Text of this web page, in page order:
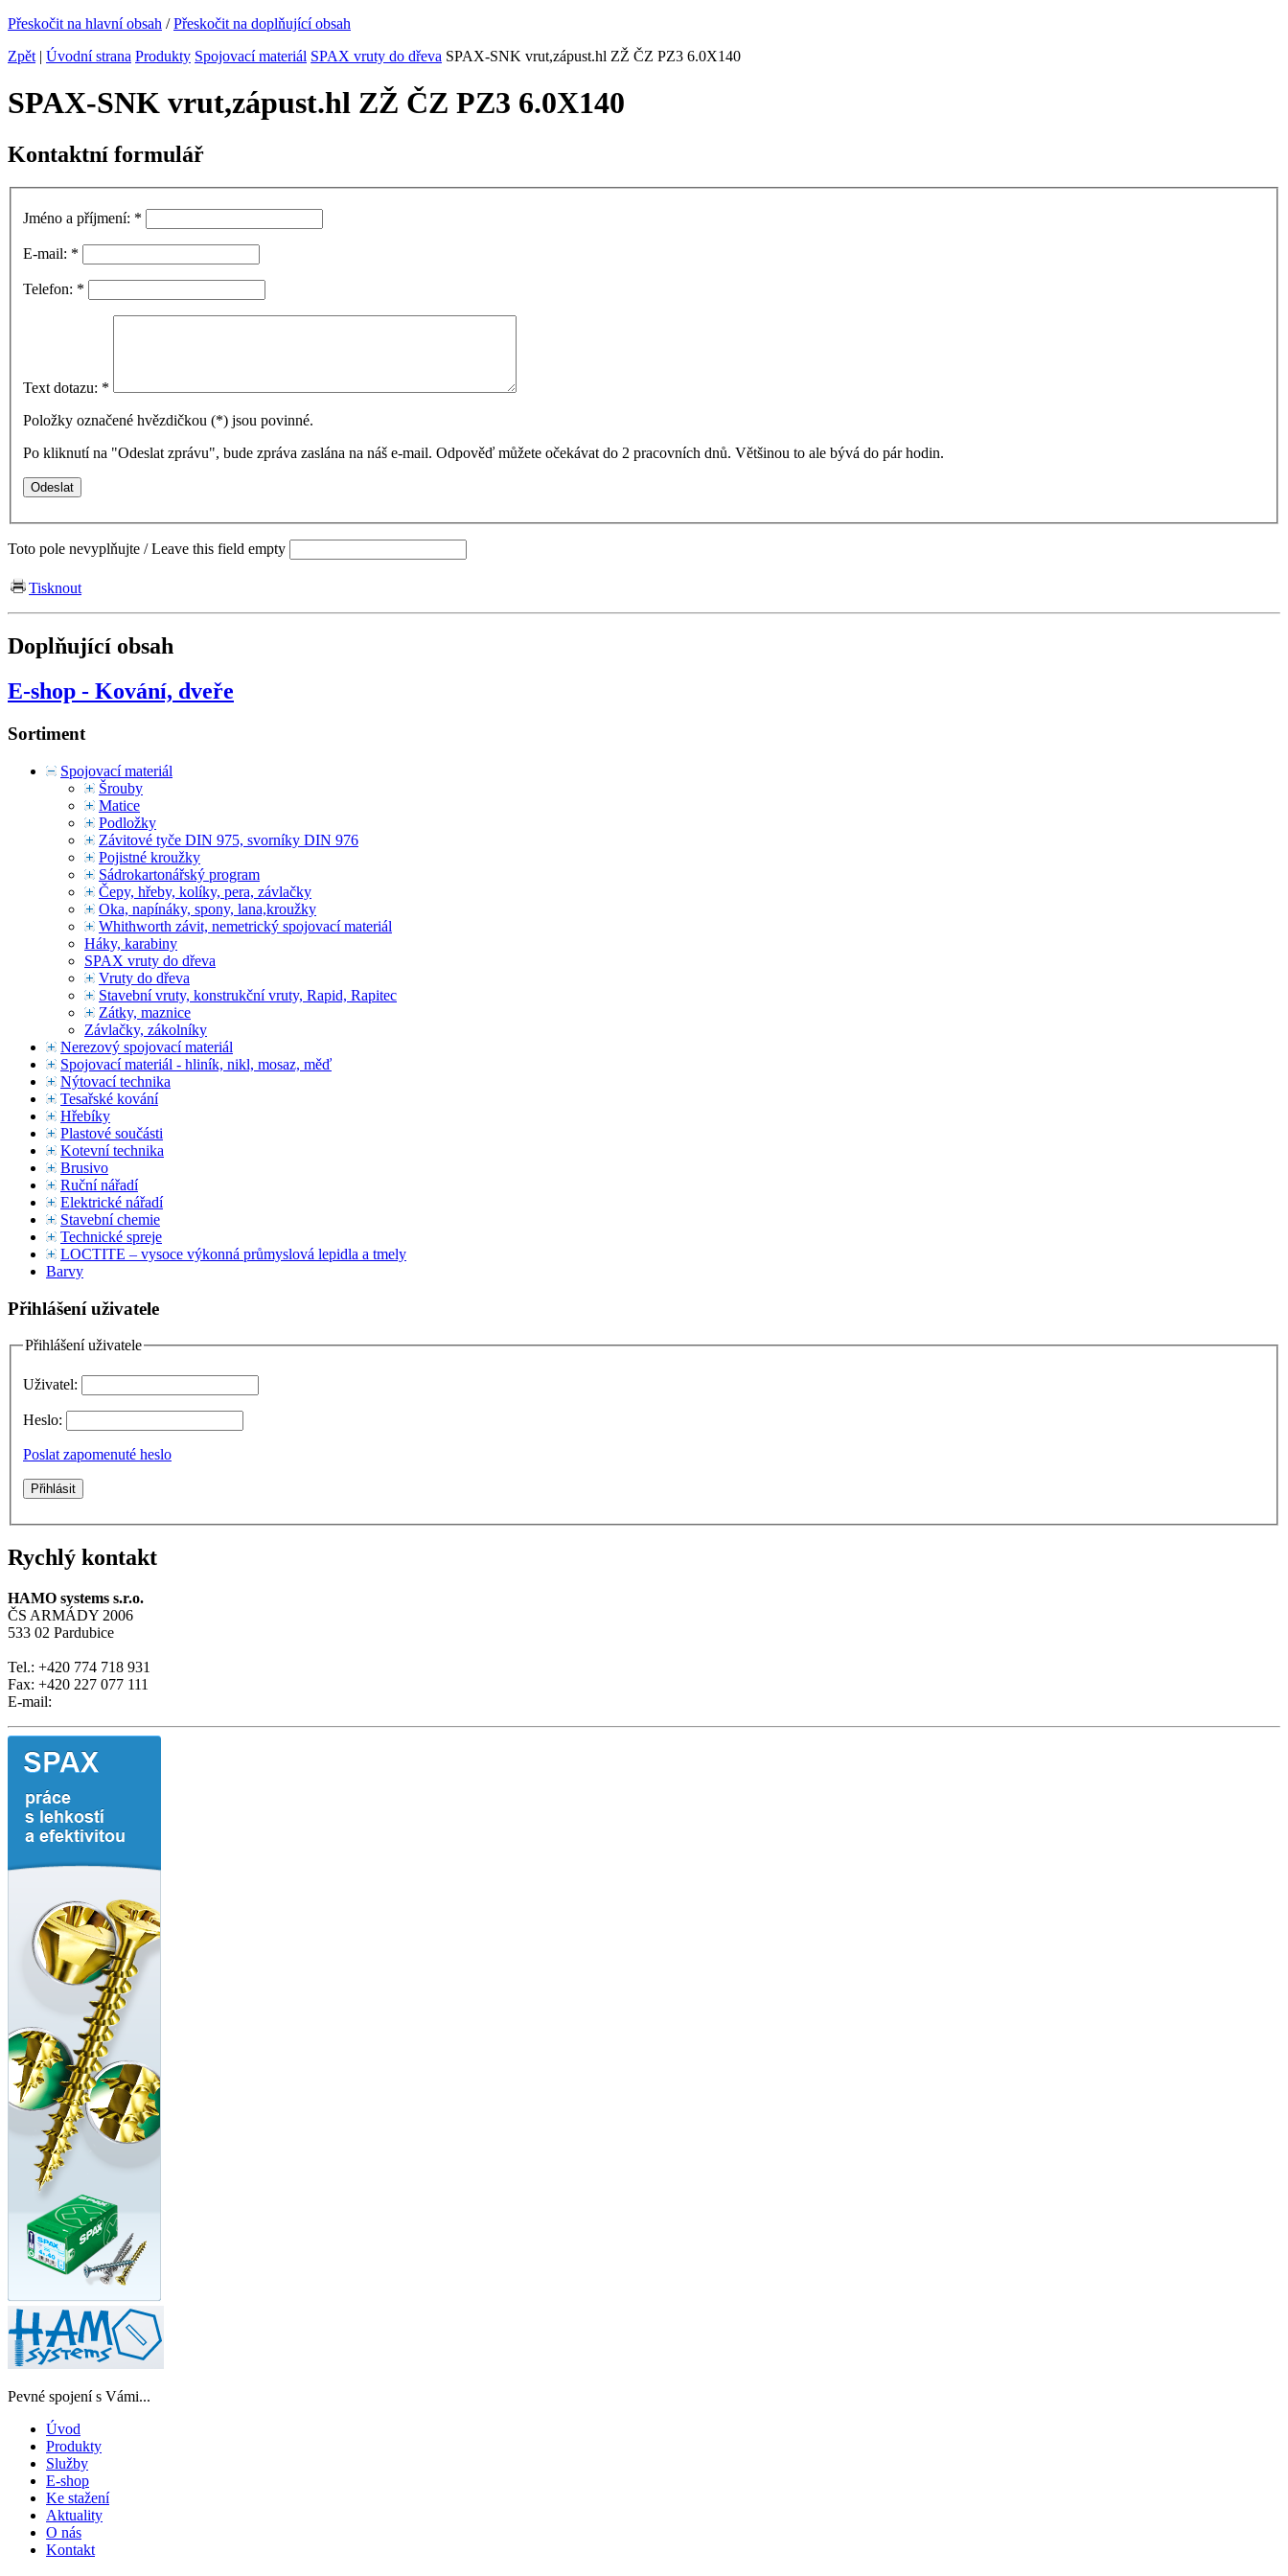
Přeskočit na hlavní obsah /Přeskočit na doplňující obsah
Zpět | Úvodní strana Produkty Spojovací materiál SPAX vruty do dřeva SPAX-SNK vrut,zápust.hl ZŽ ČZ PZ3 6.0X140
SPAX-SNK vrut,zápust.hl ZŽ ČZ PZ3 6.0X140
Kontaktní formulář
Jméno a příjmení: *
E-mail: *
Telefon: *
Text dotazu: *
Položky označené hvězdičkou (*) jsou povinné.
Po kliknutí na "Odeslat zprávu", bude zpráva zaslána na náš e-mail. Odpověď můžete očekávat do 2 pracovních dnů. Většinou to ale bývá do pár hodin.
Toto pole nevyplňujte / Leave this field empty
Tisknout
Doplňující obsah
E-shop - Kování, dveře
Sortiment
Spojovací materiál
Šrouby
Matice
Podložky
Závitové tyče DIN 975, svorníky DIN 976
Pojistné kroužky
Sádrokartonářský program
Čepy, hřeby, kolíky, pera, závlačky
Oka, napínáky, spony, lana,kroužky
Whithworth závit, nemetrický spojovací materiál
Háky, karabiny
SPAX vruty do dřeva
Vruty do dřeva
Stavební vruty, konstrukční vruty, Rapid, Rapitec
Zátky, maznice
Závlačky, zákolníky
Nerezový spojovací materiál
Spojovací materiál - hliník, nikl, mosaz, měď
Nýtovací technika
Tesařské kování
Hřebíky
Plastové součásti
Kotevní technika
Brusivo
Ruční nářadí
Elektrické nářadí
Stavební chemie
Technické spreje
LOCTITE – vysoce výkonná průmyslová lepidla a tmely
Barvy
Přihlášení uživatele
Přihlášení uživatele
Uživatel:
Heslo:
Poslat zapomenuté heslo
Rychlý kontakt
HAMO systems s.r.o.
ČS ARMÁDY 2006
533 02 Pardubice
Tel.: +420 774 718 931
Fax: +420 227 077 111
E-mail:
Pevné spojení s Vámi...
Úvod
Produkty
Služby
E-shop
Ke stažení
Aktuality
O nás
Kontakt